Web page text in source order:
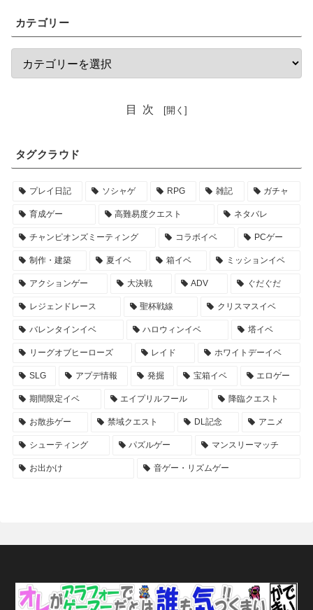
カテゴリー
目次
タグクラウド
プレイ日記 ソシャゲ RPG 雑記 ガチャ
育成ゲー 高難易度クエスト ネタバレ
チャンピオンズミーティング コラボイベ PCゲー
制作・建築 夏イベ 箱イベ ミッションイベ
アクションゲー 大決戦 ADV ぐだぐだ
レジェンドレース 聖杯戦線 クリスマスイベ
バレンタインイベ ハロウィンイベ 塔イベ
リーグオブヒーローズ レイド ホワイトデーイベ
SLG アプデ情報 発掘 宝箱イベ エロゲー
期間限定イベ エイプリルフール 降臨クエスト
お散歩ゲー 禁域クエスト DL記念 アニメ
シューティング パズルゲー マンスリーマッチ
お出かけ 音ゲー・リズムゲー